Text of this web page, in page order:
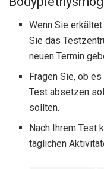
Wenn Sie
Sie das
neuen Termin
Fragen Sie, ob
Test absetzen
sollten.
Nach Ihrem Test
täglichen